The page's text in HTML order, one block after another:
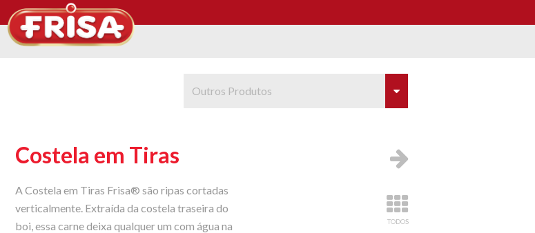
Outros Produtos
Costela em Tiras
A Costela em Tiras Frisa® são ripas cortadas
verticalmente. Extraída da costela traseira do
boi, essa carne deixa qualquer um com água na
TODOS